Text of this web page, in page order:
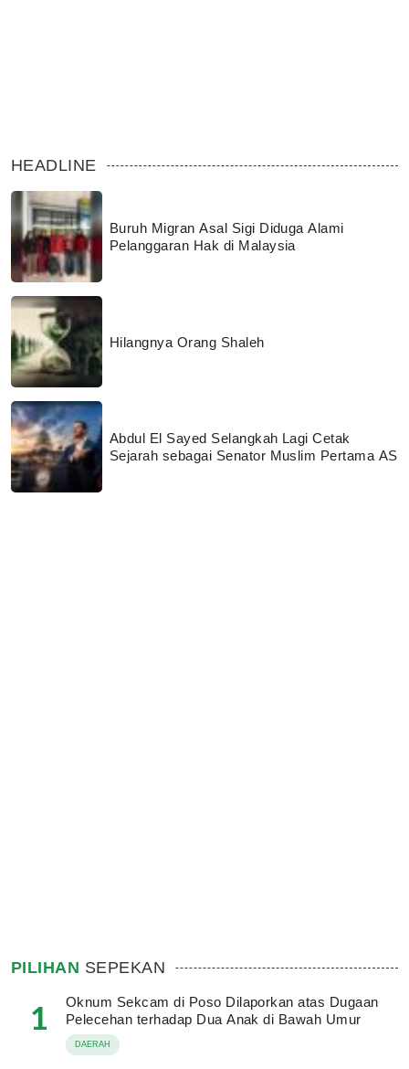
HEADLINE
Buruh Migran Asal Sigi Diduga Alami
Pelanggaran Hak di Malaysia
Hilangnya Orang Shaleh
Abdul El Sayed Selangkah Lagi Cetak
Sejarah sebagai Senator Muslim Pertama AS
PILIHAN SEPEKAN
1
Oknum Sekcam di Poso Dilaporkan atas Dugaan
Pelecehan terhadap Dua Anak di Bawah Umur
DAERAH